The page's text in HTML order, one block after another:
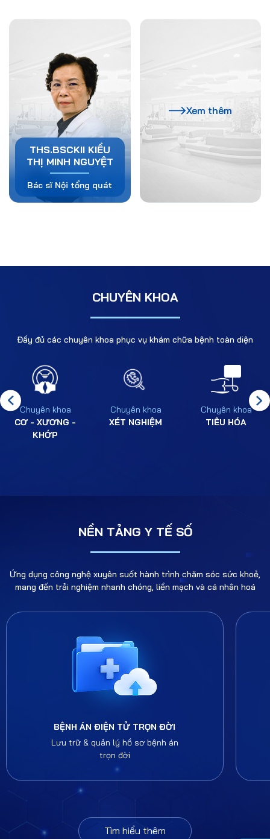
THS.BSCKII KIỀU
THỊ MINH NGUYỆT
Bác sĩ Nội tổng quát
Xem thêm
CHUYÊN KHOA
Đầy đủ các chuyên khoa phục vụ khám chữa bệnh toàn diện
Chuyên khoa
CƠ - XƯƠNG -
KHỚP
Chuyên khoa
XÉT NGHIỆM
Chuyên khoa
TIÊU HÓA
NỀN TẢNG Y TẾ SỐ
Ứng dụng công nghệ xuyên suốt hành trình chăm sóc sức khoẻ,
mang đến trải nghiệm nhanh chóng, liền mạch và cá nhân hoá
BỆNH ÁN ĐIỆN TỬ TRỌN ĐỜI
Lưu trữ & quản lý hồ sơ bệnh án
trọn đời
Tìm hiểu thêm